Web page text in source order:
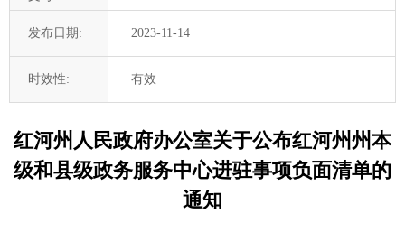
发布日期: 2023-11-14
时效性: 有效
红河州人民政府办公室关于公布红河州州本
级和县级政务服务中心进驻事项负面清单的
通知